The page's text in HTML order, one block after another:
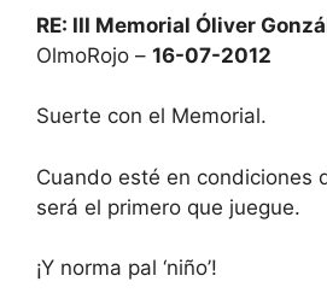
RE: III Memorial Óliver
OlmoRojo – 16-07-2012
Suerte con el Memorial.
Cuando esté en condiciones
será el primero que juegue.
¡Y norma pal ‘niño’!